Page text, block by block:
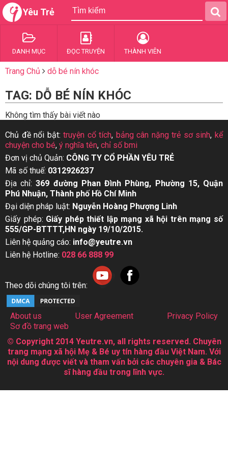
Yêu Trẻ
DANH MỤC ĐỌC TRUYỆN THÀNH VIÊN
Trang Chủ dỗ bé nín khóc
TAG: DỖ BÉ NÍN KHÓC
Không tìm thấy bài viết nào
Chủ đề nổi bật:truyện cổ tích, bảng cân nặng trẻ sơ sinh,kể
chuyện cho bé, ý nghĩa tên, chỉ số bmi
Đơn vị chủ Quản: CÔNG TY CỔ PHẦN YÊU TRẺ
Mã số thuế: 0312926237
Địa chỉ:369 đường Phan Đình Phùng, Phường 15, Quận
Phú Nhuận, Thành phố Hồ Chí Minh
Đại diện pháp luật: Nguyễn Hoàng Phượng Linh
Giấy phép: Giấy phép thiết lập mạng xã hội trên mạng số
555/GP-BTTTT,HN ngày 19/10/2015.
Liên hệ quảng cáo: info@yeutre.vn
Liên hệ Hotline: 028 66 888 99
Theo dõi chúng tôi trên:
About us User Agreement
Privacy Policy
Sơ đồ trang web
© Copyright 2014 Yeutre.vn, all rights reserved. Chuyên
trang mạng xã hội Mẹ & Bé uy tín hàng đầu Việt Nam. Với
nội dung được viết và tham vấn bởi các chuyên gia & Bác
sĩ hàng đầu trong lĩnh vực.